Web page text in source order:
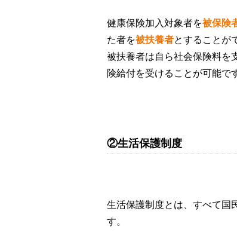
健康保険加入対象者を被保険
た者を被扶養者とすることが
被扶養者は自ら社会保険料を
険給付を受けることが可能で
②生活保護制度
生活保護制度とは、すべて国
す。